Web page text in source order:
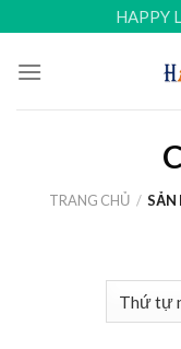
to
content
HAPPY
TRANG CHỦ / SẢN